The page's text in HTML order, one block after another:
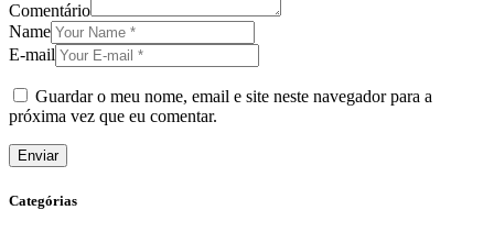
Comentário
Name
E-mail
Guardar o meu nome, email e site neste navegador para a
próxima vez que eu comentar.
Categórias